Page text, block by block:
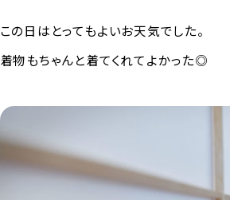
この日はとってもよいお天気でした。
着物もちゃんと着てくれてよかった◎